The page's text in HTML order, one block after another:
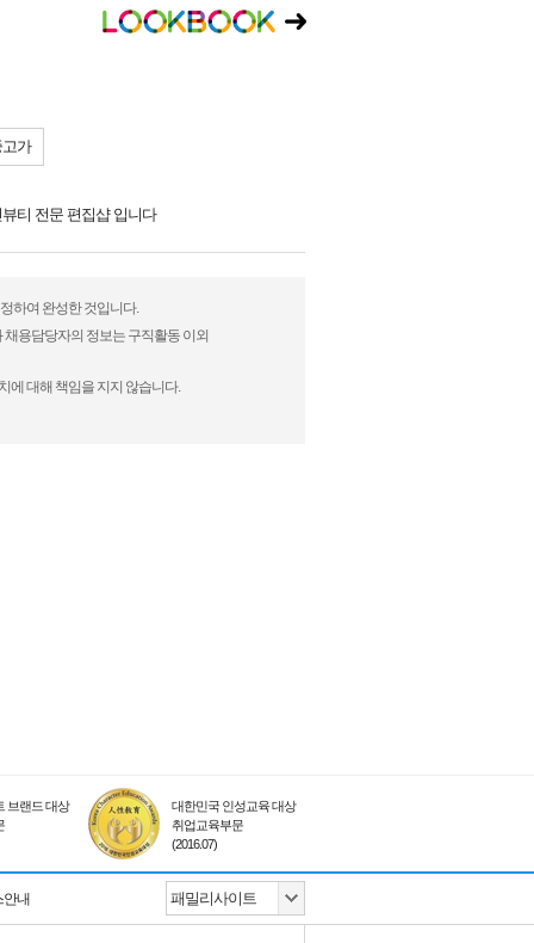
가
티 전문 편집샵 입니다
하여 완성한 것입니다.
용담당자의 정보는 구직활동 이외
에 대해 책임을 지지 않습니다.
브랜드 대상
대한민국 인성교육 대상
취업교육부문
(2016.07)
내